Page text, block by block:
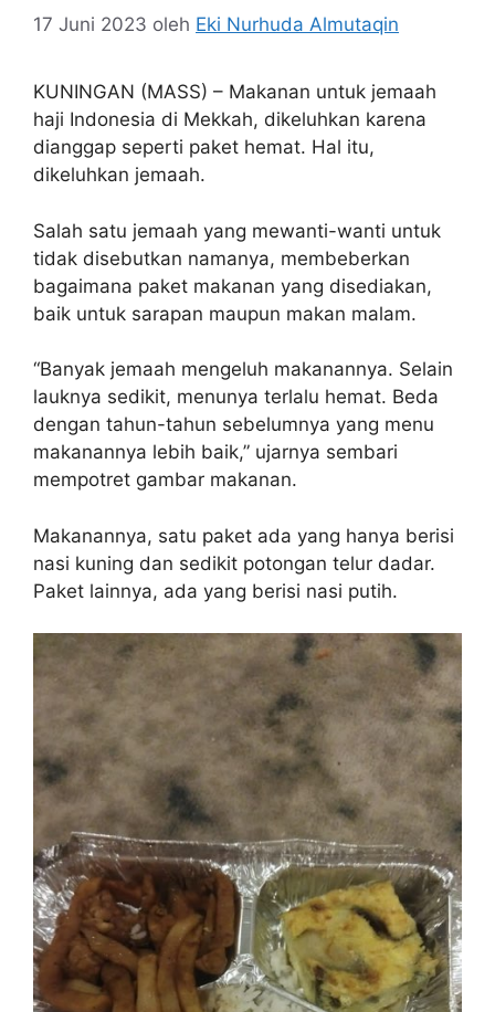
17 Juni 2023 oleh Eki Nurhuda Almutaqin
KUNINGAN (MASS) – Makanan untuk jemaah
haji Indonesia di Mekkah, dikeluhkan karena
dianggap seperti paket hemat. Hal itu,
dikeluhkan jemaah.
Salah satu jemaah yang mewanti-wanti untuk
tidak disebutkan namanya, membeberkan
bagaimana paket makanan yang disediakan,
baik untuk sarapan maupun makan malam.
“Banyak jemaah mengeluh makanannya. Selain
lauknya sedikit, menunya terlalu hemat. Beda
dengan tahun-tahun sebelumnya yang menu
makanannya lebih baik,” ujarnya sembari
mempotret gambar makanan.
Makanannya, satu paket ada yang hanya berisi
nasi kuning dan sedikit potongan telur dadar.
Paket lainnya, ada yang berisi nasi putih.